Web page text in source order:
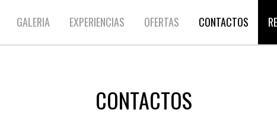
GALERIA EXPERIENCIAS OFERTAS CONTACTOS
CONTACTOS